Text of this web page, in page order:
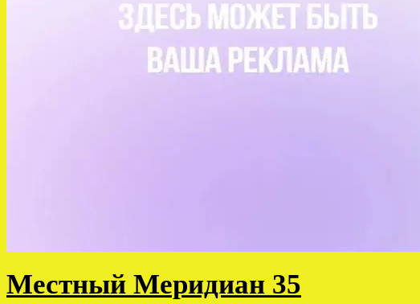
Местный Меридиан 35